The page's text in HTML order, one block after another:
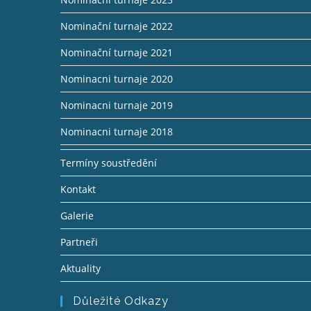
Nominační turnaje 2022
Nominační turnaje 2021
Nominacni turnaje 2020
Nominacni turnaje 2019
Nominacni turnaje 2018
Termíny soustředění
Kontakt
Galerie
Partneři
Aktuality
Důležité Odkazy